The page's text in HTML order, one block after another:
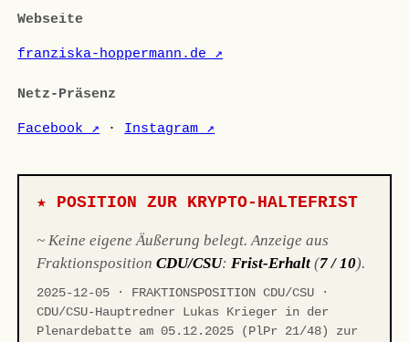
Webseite
franziska-hoppermann.de ↗
Netz-Präsenz
Facebook ↗ · Instagram ↗
★ POSITION ZUR KRYPTO-HALTEFRIST
~ Keine eigene Äußerung belegt. Anzeige aus
FraktionspositionCDU/CSU:Frist-Erhalt (7 / 10).
2025-12-05 · FRAKTIONSPOSITION CDU/CSU ·
CDU/CSU-Hauptredner Lukas Krieger in der
Plenardebatte am 05.12.2025 (PlPr 21/48) zur